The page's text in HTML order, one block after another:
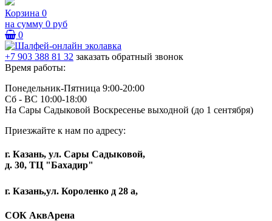
Корзина 0
на сумму 0 руб
0
+7 903 388 81 32 заказать обратный звонок
Время работы:
Понедельник-Пятница 9:00-20:00
Сб - ВС 10:00-18:00
На Сары Садыковой Воскресенье выходной (до 1 сентября)
Приезжайте к нам по адресу:
г. Казань, ул. Сары Садыковой,
д. 30, ТЦ "Бахадир"
г. Казань,ул. Короленко д 28 а,
СОК АквАрена